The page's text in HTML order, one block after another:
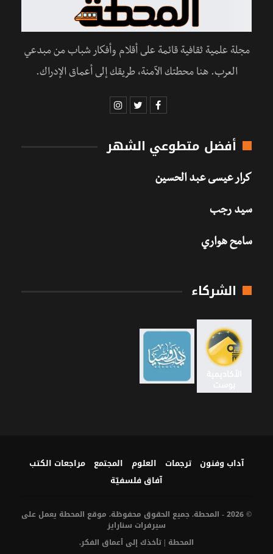
مجلة علمية ثقافية قائمة على أقلام وأفكار شباب من مبدعي
العرب. هنا محطتك الآمنة، طريقك إلى أعماق الإدراك.
أفضل متطوعي الشهر
كرار عيسى عبد الحسين
سيد رجب
سامح هواري
الشركاء
آداب وفنون ترجمات العلوم المجتمع
مراجعات الكتب
آفاق فلسفيّة‎
© 2026 - المحطة. جميع الحقوق محفوظة. موقع المحطة يعمل على
سيرفرات سنارايز
المحطة | تأخذك إلى أعماق الفكر.